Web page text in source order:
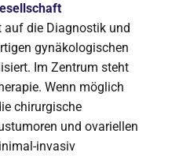
die Diagnostik und
gynäkologischen
Im Zentrum steht
Wenn möglich
chirurgische
und ovariellen
invasiv